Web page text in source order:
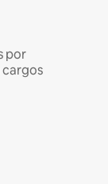
por
cargos